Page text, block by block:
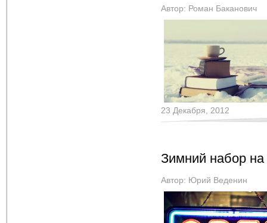
Автор: Роман Баканович
23 Декабря, 2012
Зимний набор на
Автор: Юрий Веденин